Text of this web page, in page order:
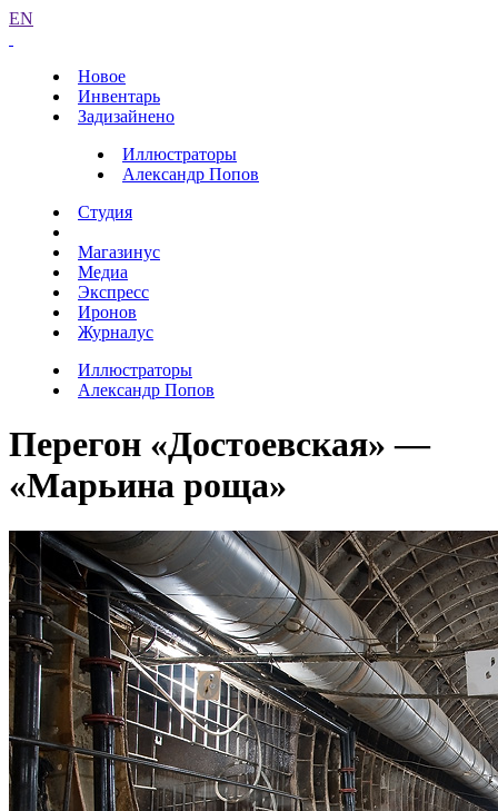
EN
Новое
Инвентарь
Задизайнено
Иллюстраторы
Александр Попов
Студия
Магазинус
Медиа
Экспресс
Иронов
Журналус
Иллюстраторы
Александр Попов
Перегон «Достоевская» —
«Марьина роща»